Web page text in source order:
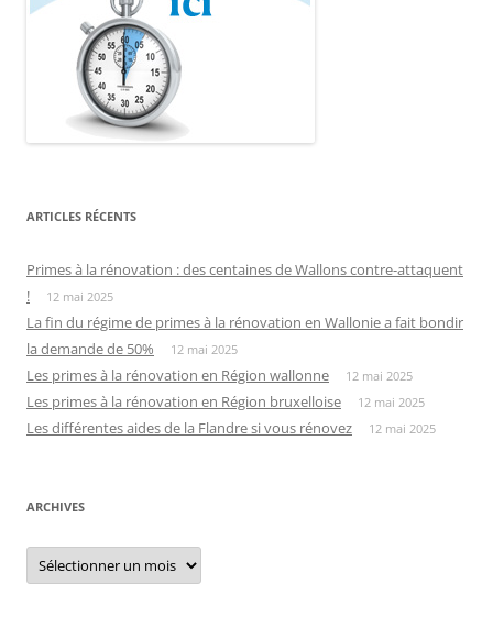
ARTICLES RÉCENTS
Primes à la rénovation : des centaines de Wallons contre-attaquent
!
12 mai 2025
La fin du régime de primes à la rénovation en Wallonie a fait bondir
la demande de 50%
12 mai 2025
Les primes à la rénovation en Région wallonne 12 mai 2025
Les primes à la rénovation en Région bruxelloise 12 mai 2025
Les différentes aides de la Flandre si vous rénovez 12 mai 2025
ARCHIVES
Archives